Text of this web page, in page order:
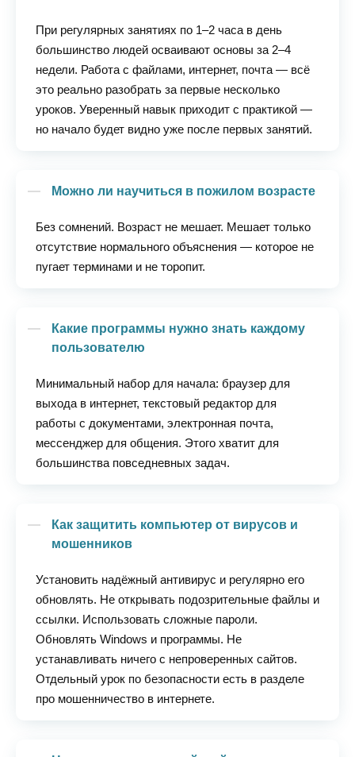
При регулярных занятиях по 1–2 часа в день
большинство людей осваивают основы за 2–4
недели. Работа с файлами, интернет, почта — всё
это реально разобрать за первые несколько
уроков. Уверенный навык приходит с практикой —
но начало будет видно уже после первых занятий.
Можно ли научиться в пожилом возрасте
Без сомнений. Возраст не мешает. Мешает только
отсутствие нормального объяснения — которое не
пугает терминами и не торопит.
Какие программы нужно знать каждому
пользователю
Минимальный набор для начала: браузер для
выхода в интернет, текстовый редактор для
работы с документами, электронная почта,
мессенджер для общения. Этого хватит для
большинства повседневных задач.
Как защитить компьютер от вирусов и
мошенников
Установить надёжный антивирус и регулярно его
обновлять. Не открывать подозрительные файлы и
ссылки. Использовать сложные пароли.
Обновлять Windows и программы. Не
устанавливать ничего с непроверенных сайтов.
Отдельный урок по безопасности есть в разделе
про мошенничество в интернете.